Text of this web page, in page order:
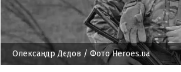
Олександр Дєдов / Фото Heroes.ua